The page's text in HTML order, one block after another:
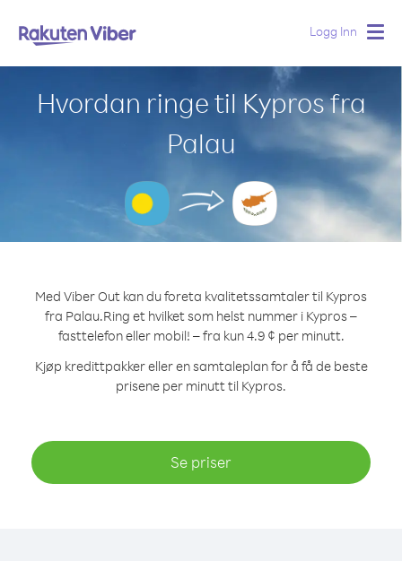
Logg Inn
Hvordan ringe til Kypros fra
Palau
Med Viber Out kan du foreta kvalitetssamtaler til Kypros
fra Palau.Ring et hvilket som helst nummer i Kypros –
fasttelefon eller mobil! – fra kun 4.9 ¢ per minutt.
Kjøp kredittpakker eller en samtaleplan for å få de beste
prisene per minutt til Kypros.
Se priser